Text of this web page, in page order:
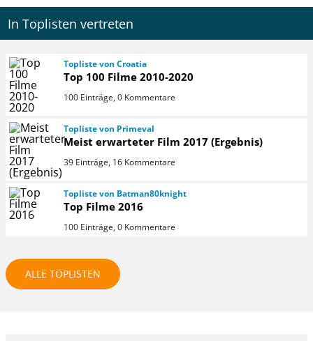
In Toplisten vertreten
Topliste von Croatia
Top 100 Filme 2010-2020
100 Einträge, 0 Kommentare
Topliste von Primeval
Meist erwarteter Film 2017 (Ergebnis)
39 Einträge, 16 Kommentare
Topliste von Batman80knight
Top Filme 2016
100 Einträge, 0 Kommentare
ALLE TOPLISTEN